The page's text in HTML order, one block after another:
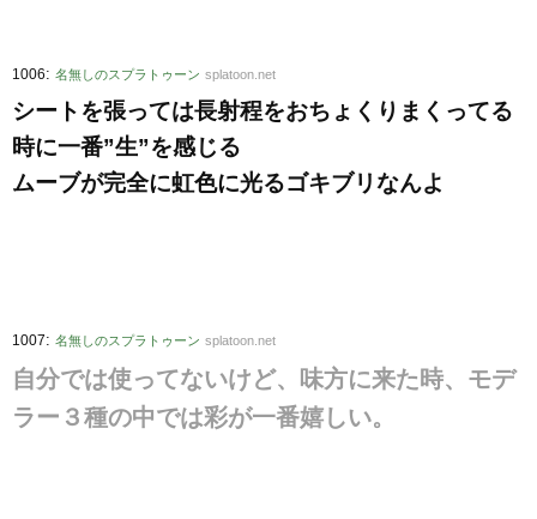
1006: 名無しのスプラトゥーン splatoon.net
シートを張っては長射程をおちょくりまくってる
時に一番”生”を感じる
ムーブが完全に虹色に光るゴキブリなんよ
1007: 名無しのスプラトゥーン splatoon.net
自分では使ってないけど、味方に来た時、モデ
ラー３種の中では彩が一番嬉しい。